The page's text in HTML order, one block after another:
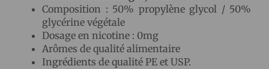
Composition : 50% propylène glycol / 50%
glycérine végétale
Dosage en nicotine : 0mg
Arômes de qualité alimentaire
Ingrédients de qualité PE et USP.